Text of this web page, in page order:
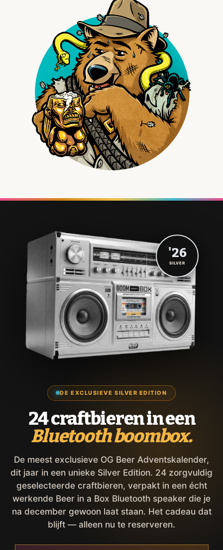
DE EXCLUSIEVE SILVER EDITION
24 craftbieren in een
Bluetooth boombox.
De meest exclusieve OG Beer Adventskalender,
dit jaar in een unieke Silver Edition. 24 zorgvuldig
geselecteerde craftbieren, verpakt in een écht
werkende Beer in a Box Bluetooth speaker die je
na december gewoon laat staan. Het cadeau dat
blijft — alleen nu te reserveren.
'26
SILVER